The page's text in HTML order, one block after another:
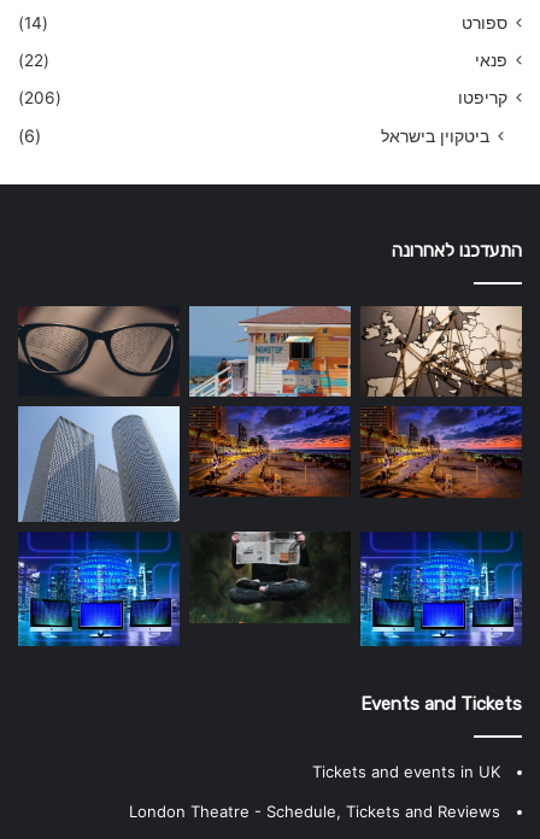
ספורט
(14)
פנאי
(22)
קריפטו
(206)
ביטקוין בישראל (6)
התעדכנו לאחרונה
Events and Tickets
Tickets and events in UK
London Theatre - Schedule, Tickets and Reviews